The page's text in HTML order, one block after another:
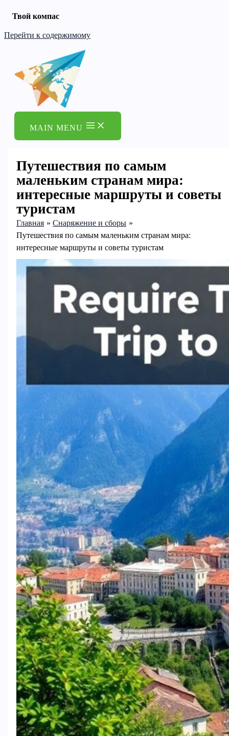
Твой компас
Перейти к содержимому
MAIN MENU
Путешествия по самым
маленьким странам мира:
интересные маршруты и советы
туристам
Главная
Снаряжение и сборы
Путешествия по самым маленьким странам мира:
интересные маршруты и советы туристам